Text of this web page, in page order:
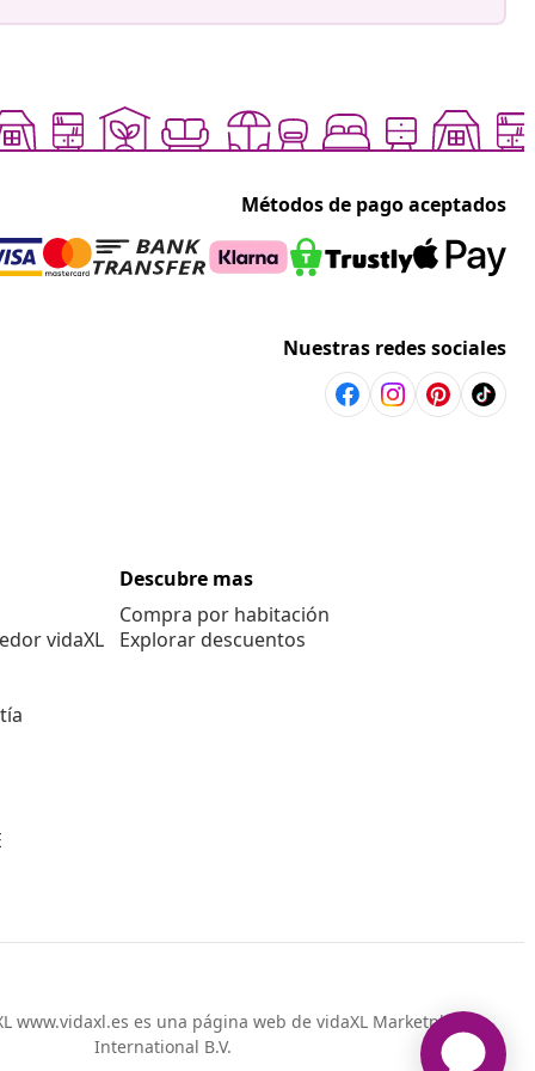
Métodos de pago aceptados
Nuestras redes sociales
vidaXL
Descubre mas
Compra por habitación
Explorar descuentos
www.vidaxl.es es una página web de vidaXL Marketplace
International B.V.